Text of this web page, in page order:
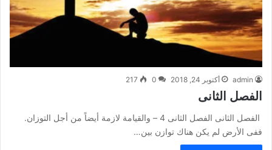
admin أكتوبر 24, 2018 0
217
الفصل الثانى
الفصل الثانى الفصل الثانى 4 – والقيامة لازمة أيضاً من أجل التوزان.
ففى الأرض لم يكن هناك توازن بين…